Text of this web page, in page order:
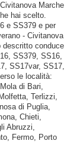
Marche
hai scelto.
e SS379 e per
- Civitanova
descritto conduce
SS379, SS16,
SS17var, SS17,
le località:
di Bari,
Terlizzi,
di Puglia,
Chieti,
Abruzzi,
Fermo, Porto